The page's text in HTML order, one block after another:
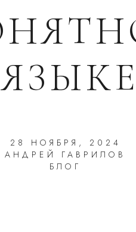
ЯЗЫКЕ
28 НОЯБРЯ, 2024
АНДРЕЙ ГАВРИЛОВ
БЛОГ